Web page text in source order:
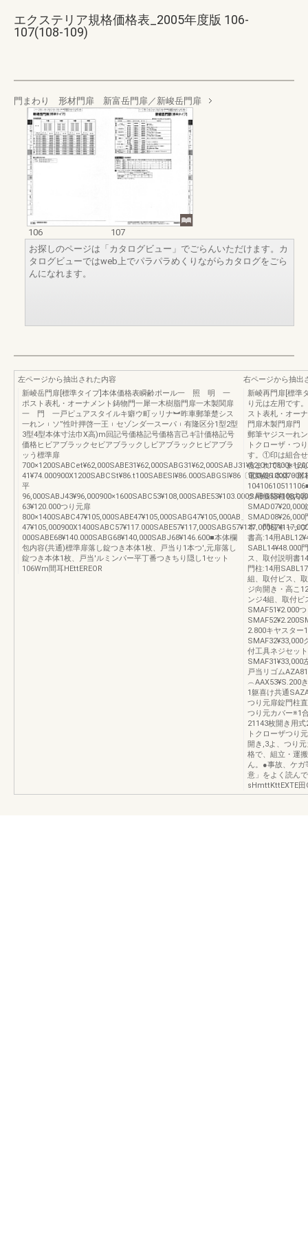
エクステリア規格価格表_2005年度版 106-
107(108-109)
門まわり 形材門扉 新富岳門扉／新峻岳門扉
106
107
お探しのページは「カタログビュー」でごらんいただけます。カ
タログビューではweb上でパラパラめくりながらカタログをごら
んになれます。
左ページから抽出された内容
新崚岳門扉[標準タイプ]本体価格表瞬齢ポール一 照 明 一
ポスト表札・オーナメント鋳物門一犀一木樹脂門扉一木製関扉
一 門 一戸ピュアスタイルキ癖ウ町ッリナ︼昨車郵筆楚シス
一れン︲ソ”性叶押啓一王︲セゾンダ一スーパ︲有隆区分1型2型
3型4型本体寸法巾X高)m回記号価格記号価格言己ギ計価格記号
価格ヒビアブラックセビアブラックしビアブラックヒビアブラ
ッう標準扉
41¥74.000900X1200SABCSt¥86.t100SABESl¥86.000SABGSl¥86〔
平
63¥120.000つり元扉
800×1400SABC47¥105,000SABE47¥105,000SABG47¥105,000AB」
000SABE68¥140.000SABG68¥140,000SABJ68¥146.600■本体欄
包内容(共通)標準扉落し錠つき本体1枚、戸当り1本つ',元扉落し
錠つき本体1枚、戸当'ルミンパー平丁番つきちり隠し1セット
106Wm間耳HEttEREOR
右ページから抽出
新崚再門扉[標準
り元は左用です
スト表札・オー
門扉木製門扉門
郵筆ヤジス一れ
トクローザ・つ
す。①印は組合
含まれていませ
電気錠1本体・部
ク用価格相包内
SMAD07¥20,000
SMAD08¥26,000
本、門柱キャッ
書高:14用
SABL14¥48.000
ス、取付説明書
門柱:14用
組、取付ビス、
ジ向開き・高こ
ンジ4組、取付ビ
SMAF51¥2.000
2.800キヤスター
SMAF32¥33,000
付工具ネジセッ
SMAF31¥33,000
戸当リゴム
︵AAX53¥S.200
1躯喜け共通
つり元扉錠門柱
つり元カバー※1
21143枚開き用
トクローザつり
開き,3よ、つり
格で、組立・運
ん。●事故、ケガ
意」をよく読ん
sHmttKttEXTE田